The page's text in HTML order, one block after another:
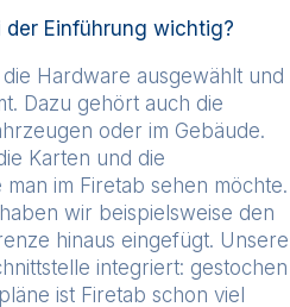
der Einführung wichtig?
Hardware ausgewählt und
Dazu gehört auch die
oder im Gebäude.
Karten und die
im Firetab sehen möchte.
wir beispielsweise den
hinaus eingefügt. Unsere
integriert: gestochen
ist Firetab schon viel